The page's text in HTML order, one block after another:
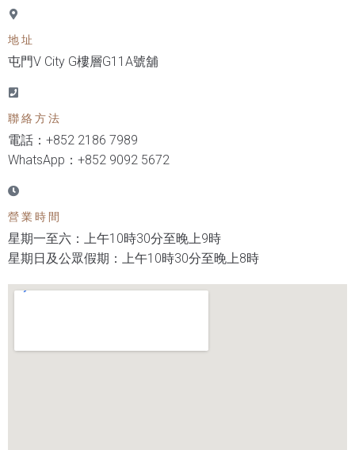
地址
屯門V City G樓層G11A號舖 ​
聯絡方法
電話：+852 2186 7989
WhatsApp：+852 9092 5672
營業時間
星期一至六：上午10時30分至晚上9時
星期日及公眾假期：上午10時30分至晚上8時